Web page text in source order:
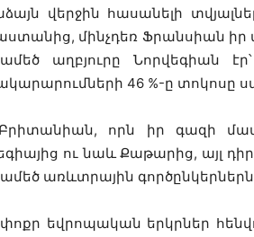
վերջին հասանելի
մինչդեռ Ֆրանսիան
աղբյուրը Նորվեգիան
46 %-ը տոկոսը
որն իր գազի
ու նաև Քաթարից, այլ
առևտրային գործընկերներն
փոքր եվրոպական երկրներ